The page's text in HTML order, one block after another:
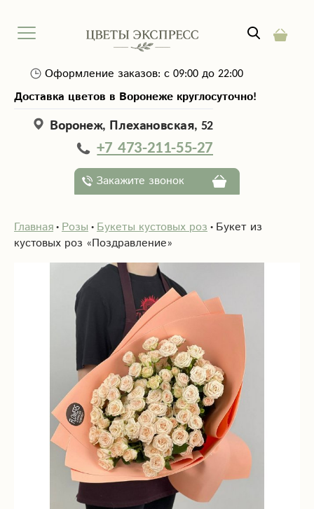
Оформление заказов: с 09:00 до 22:00
Доставка цветов в Воронеже круглосуточно!
Воронеж, Плехановская, 52
+7 473-211-55-27
Закажите звонок
Главная Розы Букеты кустовых роз Букет из
кустовых роз «Поздравление»